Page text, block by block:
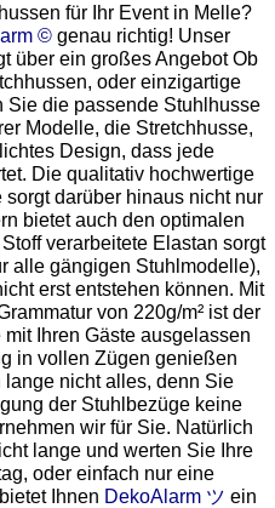
für Ihr Event in Melle?
© genau richtig! Unser
über ein großes Angebot Ob
oder einzigartige
Sie die passende Stuhlhusse
Modelle, die Stretchhusse,
Design, dass jede
Die qualitativ hochwertige
darüber hinaus nicht nur
bietet auch den optimalen
verarbeitete Elastan sorgt
alle gängigen Stuhlmodelle),
erst entstehen können. Mit
von 220g/m² ist der
Ihren Gäste ausgelassen
in vollen Zügen genießen
lange nicht alles, denn Sie
der Stuhlbezüge keine
wir für Sie. Natürlich
lange und werten Sie Ihre
oder einfach nur eine
Ihnen DekoAlarm ツ ein